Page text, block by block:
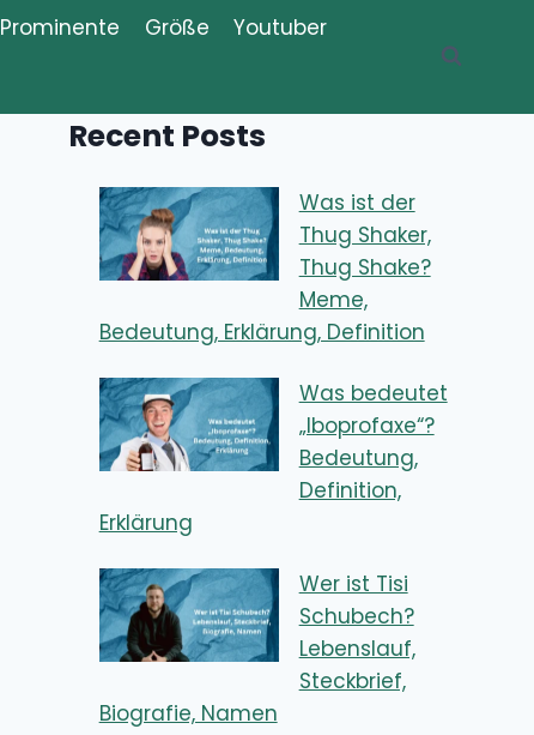
Prominente Größe
Youtuber
Recent Posts
Was ist der
Thug Shaker,
Thug Shake?
Meme,
Bedeutung, Erklärung, Definition
Was bedeutet
„Iboprofaxe“?
Bedeutung,
Definition,
Erklärung
Wer ist Tisi
Schubech?
Lebenslauf,
Steckbrief,
Biografie, Namen